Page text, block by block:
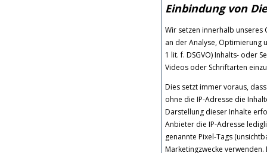
Einbindung von
Wir setzen innerhalb
an der Analyse, Optimierung
1 lit. f. DSGVO) Inhalts- oder
Videos oder Schriftarten
Dies setzt immer voraus,
ohne die IP-Adresse die
Darstellung dieser Inhalte
Anbieter die IP-Adresse
genannte Pixel-Tags
Marketingzwecke